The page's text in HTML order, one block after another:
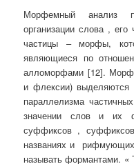
Морфемный анализ
организации слова ,
частицы – морфы,
являющиеся по
алломорфами [12].
и флексии) выделяются
параллелизма
значении слов и их
суффиксов ,
названиях и
называть формантами.